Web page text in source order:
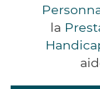
la